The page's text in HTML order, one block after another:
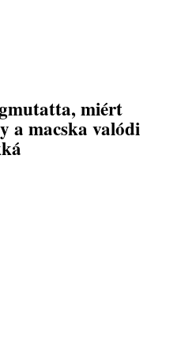
miért
a macska valódi